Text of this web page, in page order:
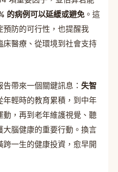
的病例可以延緩或避免 。這
防的可行性，也提醒我
醫療、從環境到社會支持
帶來一個關鍵訊息： 失智
年輕時的教育累積，到中年
動，再到老年維護視覺、聽
大腦健康的重要行動。換言
一生的健康投資，愈早開